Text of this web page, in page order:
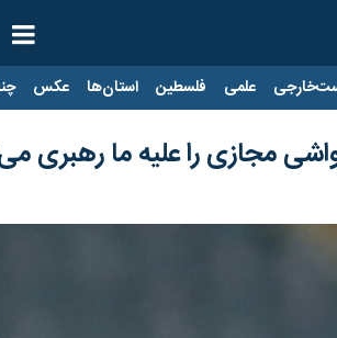
علمی فلسطین استان‌ها عکس
مجازی را علیه ما رهبری